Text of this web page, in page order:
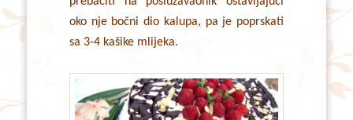
oko nje bočni dio kalupa, pa je poprskati
sa 3-4 kašike mlijeka.